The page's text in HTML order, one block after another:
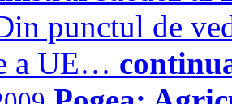
punctul de
a UE…